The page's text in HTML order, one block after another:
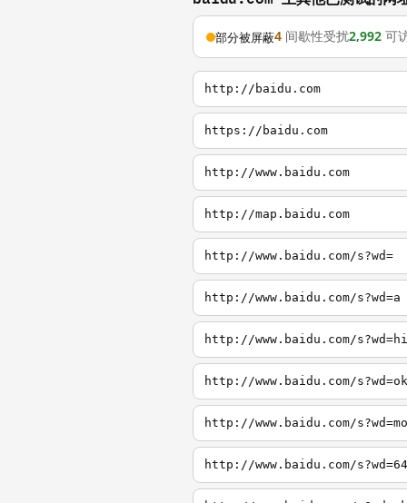
部分被屏蔽4 间歇性受扰2,992 可
http://baidu.com
https://baidu.com
http://www.baidu.com
http://map.baidu.com
http://www.baidu.com/s?wd=
http://www.baidu.com/s?wd=a
http://www.baidu.com/s?wd=hi
http://www.baidu.com/s?wd=ok
http://www.baidu.com/s?wd=mo
http://www.baidu.com/s?wd=64